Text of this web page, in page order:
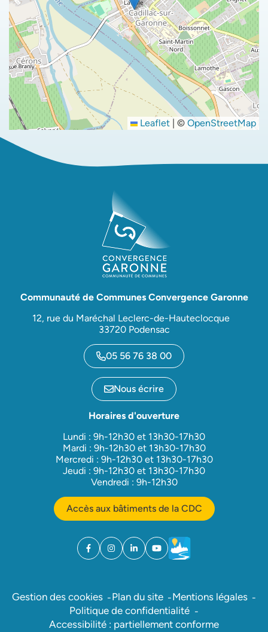
Leaflet | © OpenStreetMap
Communauté de Communes Convergence Garonne
12, rue du Maréchal Leclerc-de-Hauteclocque
33720 Podensac
05 56 76 38 00
Nous écrire
Horaires d'ouverture
Lundi : 9h-12h30 et 13h30-17h30
Mardi : 9h-12h30 et 13h30-17h30
Mercredi : 9h-12h30 et 13h30-17h30
Jeudi : 9h-12h30 et 13h30-17h30
Vendredi : 9h-12h30
Accès aux bâtiments de la CDC
Facebook
(ouverture dans un nouvel onglet)
Instagram
(ouverture dans un nouvel onglet)
Linkedin
(ouverture dans un nouvel onglet)
YouTube
(ouverture dans un nouvel
Météo
(ouverture dans un
Gestion des cookies Plan du site
Mentions légales
Politique de confidentialité
Accessibilité : partiellement conforme